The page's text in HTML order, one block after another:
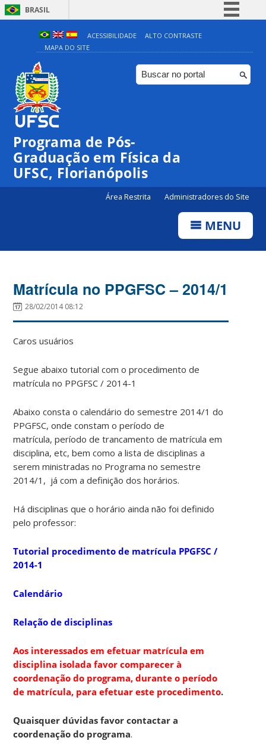
BRASIL
Simplifique!
Comunica BR
Participe
ACESSIBILIDADE
ALTO CONTRASTE
MAPA DO SITE
Programa de Pós-
Graduação em Física da
UFSC, Florianópolis
Área Restrita Administradores do Site
MENU
Matrícula no PPGFSC – 2014/1
28/02/2014 08:12
Caros usuários
Segue abaixo tutorial com o procedimento de
matrícula no PPGFSC / 2014-1
Abaixo consta o calendário do semestre 2014/1 do
PPGFSC, onde constam o período de
matrícula, período de trancamento de matrícula em
disciplina, etc, bem como a lista de disciplinas a
serem ministradas no Programa no semestre
2014/1, já com a definição dos horários.
Há disciplinas que o horário ainda não foi definido
pelo professor:
Tutorial procedimento de matrícula PPGFSC /
2014-1
Calendário
Relação de disciplinas
Aos interessados em efetuar matrícula em
disciplina isolada favor comparecer à
coordenação do programa, durante o período
de matrícula, para efetuar este procedimento.
Quaisquer dúvidas favor contactar a
coordenação do programa.